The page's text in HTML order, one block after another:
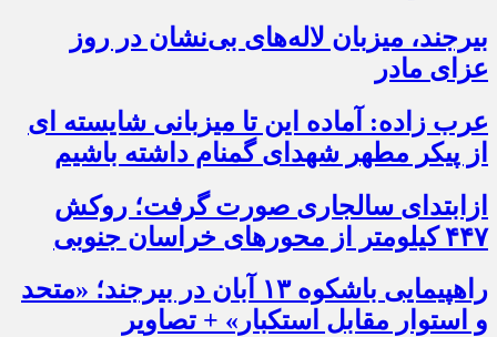
بیرجند، میزبان لاله‌های بی‌نشان در روز
عزای مادر
عرب زاده: آماده این تا میزبانی شایسته ای
از پیکر مطهر شهدای گمنام داشته باشیم
ازابتدای سالجاری صورت گرفت؛ روکش
۴۴۷ کیلومتر از محورهای خراسان جنوبی
راهپیمایی باشکوه ۱۳ آبان در بیرجند؛ «متحد
و استوار مقابل استکبار» + تصاویر